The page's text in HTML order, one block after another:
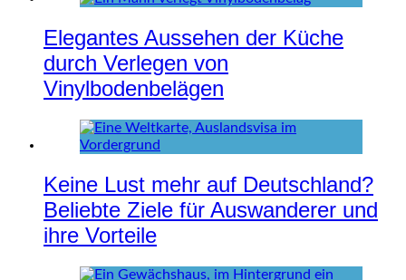
Elegantes Aussehen der Küche
durch Verlegen von
Vinylbodenbelägen
Keine Lust mehr auf Deutschland?
Beliebte Ziele für Auswanderer und
ihre Vorteile